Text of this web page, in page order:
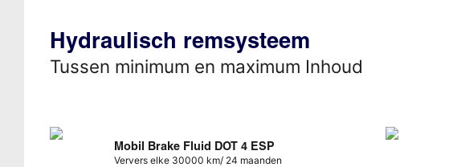
Hydraulisch remsysteem
Tussen minimum en maximum Inhoud
Mobil Brake Fluid DOT 4 ESP
Ververs elke 30000 km/ 24 maanden